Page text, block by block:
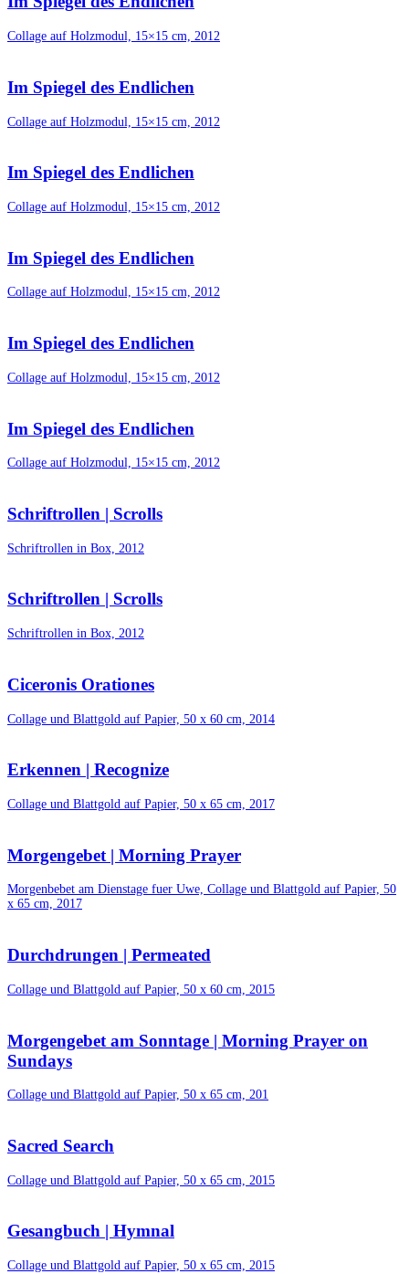
Collage auf Holzmodul, 15×15 cm, 2012
Im Spiegel des Endlichen
Collage auf Holzmodul, 15×15 cm, 2012
Im Spiegel des Endlichen
Collage auf Holzmodul, 15×15 cm, 2012
Im Spiegel des Endlichen
Collage auf Holzmodul, 15×15 cm, 2012
Im Spiegel des Endlichen
Collage auf Holzmodul, 15×15 cm, 2012
Im Spiegel des Endlichen
Collage auf Holzmodul, 15×15 cm, 2012
Schriftrollen | Scrolls
Schriftrollen in Box, 2012
Schriftrollen | Scrolls
Schriftrollen in Box, 2012
Ciceronis Orationes
Collage und Blattgold auf Papier, 50 x 60 cm, 2014
Erkennen | Recognize
Collage und Blattgold auf Papier, 50 x 65 cm, 2017
Morgengebet | Morning Prayer
Morgenbebet am Dienstage fuer Uwe, Collage und Blattgold auf Papier, 50
x 65 cm, 2017
Durchdrungen | Permeated
Collage und Blattgold auf Papier, 50 x 60 cm, 2015
Morgengebet am Sonntage | Morning Prayer on
Sundays
Collage und Blattgold auf Papier, 50 x 65 cm, 201
Sacred Search
Collage und Blattgold auf Papier, 50 x 65 cm, 2015
Gesangbuch | Hymnal
Collage und Blattgold auf Papier, 50 x 65 cm, 2015